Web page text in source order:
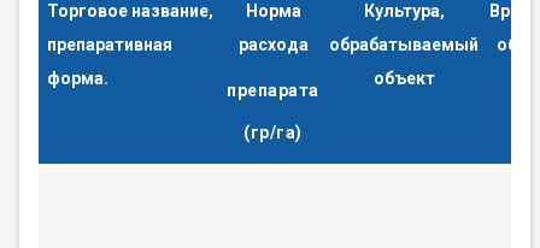
Торговое название,
препаративная
форма.
Норма
расхода
препарата
(гр/га)
Культура,
обрабатываемый
объект